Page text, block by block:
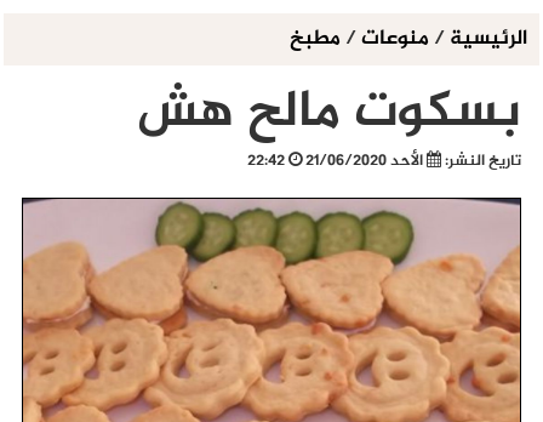
الرئيسية/ منوعات/ مطبخ
بسكوت مالح هش
تاريخ النشر: الأحد 21/06/2020